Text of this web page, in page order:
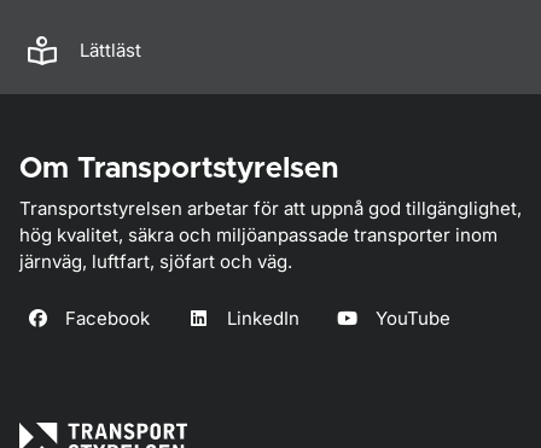
Lättläst
Om Transportstyrelsen
Transportstyrelsen arbetar för att uppnå god tillgänglighet,
hög kvalitet, säkra och miljöanpassade transporter inom
järnväg, luftfart, sjöfart och väg.
Facebook LinkedIn YouTube